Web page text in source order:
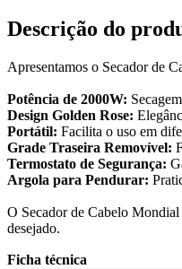
Descrição do
Apresentamos o Secador de
Potência de 2000W:
Design Golden Rose:
Portátil: Facilita o uso em
Grade Traseira Removível:
Termostato de Segurança:
Argola para Pendurar:
O Secador de Cabelo
desejado.
Ficha técnica